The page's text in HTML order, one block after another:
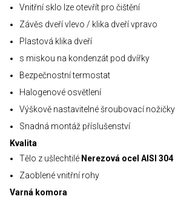
Vnitřní sklo lze otevřít pro čištění
Závěs dveří vlevo / klika dveří vpravo
Plastová klika dveří
s miskou na kondenzát pod dvířky
Bezpečnostní termostat
Halogenové osvětlení
Výškově nastavitelné šroubovací nožičky
Snadná montáž příslušenství
Kvalita
Tělo z ušlechtilé Nerezová ocel AISI 304
Zaoblené vnitřní rohy
Varná komora